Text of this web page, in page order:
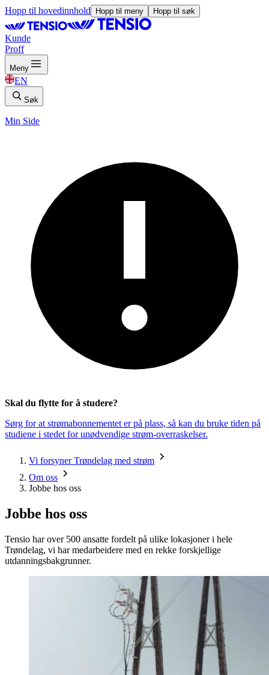
Hopp til hovedinnhold Hopp til meny Hopp til søk
Kunde
Proff
Meny
EN
Søk
Min Side
Skal du flytte for å studere?
Sørg for at strømabonnementet er på plass, så kan du bruke tiden på
studiene i stedet for unødvendige strøm-overraskelser.
Vi forsyner Trøndelag med strøm
Om oss
Jobbe hos oss
Jobbe hos oss
Tensio har over 500 ansatte fordelt på ulike lokasjoner i hele
Trøndelag, vi har medarbeidere med en rekke forskjellige
utdanningsbakgrunner.